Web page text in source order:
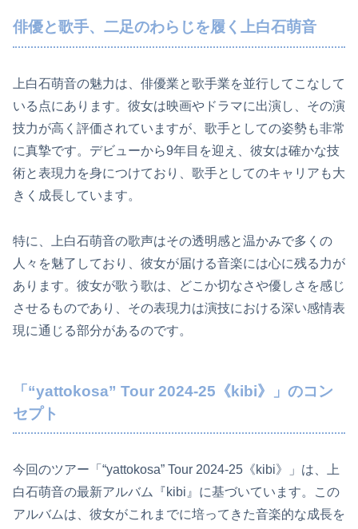
俳優と歌手、二足のわらじを履く上白石萌音
上白石萌音の魅力は、俳優業と歌手業を並行してこなして
いる点にあります。彼女は映画やドラマに出演し、その演
技力が高く評価されていますが、歌手としての姿勢も非常
に真摯です。デビューから9年目を迎え、彼女は確かな技
術と表現力を身につけており、歌手としてのキャリアも大
きく成長しています。
特に、上白石萌音の歌声はその透明感と温かみで多くの
人々を魅了しており、彼女が届ける音楽には心に残る力が
あります。彼女が歌う歌は、どこか切なさや優しさを感じ
させるものであり、その表現力は演技における深い感情表
現に通じる部分があるのです。
「“yattokosa” Tour 2024-25《kibi》」のコン
セプト
今回のツアー「“yattokosa” Tour 2024-25《kibi》」は、上
白石萌音の最新アルバム『kibi』に基づいています。この
アルバムは、彼女がこれまでに培ってきた音楽的な成長を